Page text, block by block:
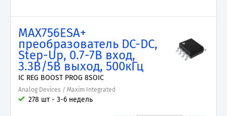
MAX756ESA+
преобразователь DC-DC,
Step-Up, 0.7-7В вход,
3.3В/5В выход, 500кГц
IC REG BOOST PROG 8SOIC
Analog Devices / Maxim Integrated
278 шт - 3-6 недель